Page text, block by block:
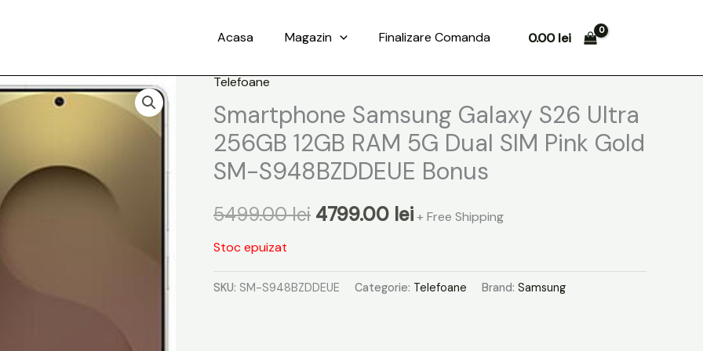
Acasa Magazin Finalizare Comanda 0.00lei
Telefoane
Smartphone Samsung Galaxy S26 Ultra
256GB 12GB RAM 5G Dual SIM Pink Gold
SM-S948BZDDEUE Bonus
5499.00lei
inițial
a
4799.00 lei
curent
este:
+ Free Shipping
Stoc epuizat
SKU: SM-S948BZDDEUE Categorie: Telefoane Brand: Samsung